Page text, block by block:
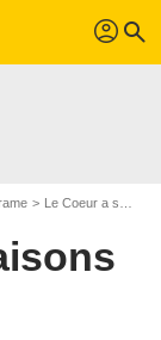
profil search
Le Coeur a ses raisons